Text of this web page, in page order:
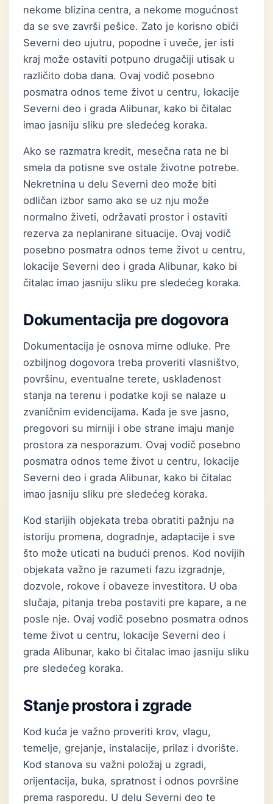
nekome blizina centra, a nekome mogućnost
da se sve završi pešice. Zato je korisno obići
Severni deo ujutru, popodne i uveče, jer isti
kraj može ostaviti potpuno drugačiji utisak u
različito doba dana. Ovaj vodič posebno
posmatra odnos teme život u centru, lokacije
Severni deo i grada Alibunar, kako bi čitalac
imao jasniju sliku pre sledećeg koraka.
Ako se razmatra kredit, mesečna rata ne bi
smela da potisne sve ostale životne potrebe.
Nekretnina u delu Severni deo može biti
odličan izbor samo ako se uz nju može
normalno živeti, održavati prostor i ostaviti
rezerva za neplanirane situacije. Ovaj vodič
posebno posmatra odnos teme život u centru,
lokacije Severni deo i grada Alibunar, kako bi
čitalac imao jasniju sliku pre sledećeg koraka.
Dokumentacija pre dogovora
Dokumentacija je osnova mirne odluke. Pre
ozbiljnog dogovora treba proveriti vlasništvo,
površinu, eventualne terete, usklađenost
stanja na terenu i podatke koji se nalaze u
zvaničnim evidencijama. Kada je sve jasno,
pregovori su mirniji i obe strane imaju manje
prostora za nesporazum. Ovaj vodič posebno
posmatra odnos teme život u centru, lokacije
Severni deo i grada Alibunar, kako bi čitalac
imao jasniju sliku pre sledećeg koraka.
Kod starijih objekata treba obratiti pažnju na
istoriju promena, dogradnje, adaptacije i sve
što može uticati na budući prenos. Kod novijih
objekata važno je razumeti fazu izgradnje,
dozvole, rokove i obaveze investitora. U oba
slučaja, pitanja treba postaviti pre kapare, a ne
posle nje. Ovaj vodič posebno posmatra odnos
teme život u centru, lokacije Severni deo i
grada Alibunar, kako bi čitalac imao jasniju sliku
pre sledećeg koraka.
Stanje prostora i zgrade
Kod kuća je važno proveriti krov, vlagu,
temelje, grejanje, instalacije, prilaz i dvorište.
Kod stanova su važni položaj u zgradi,
orijentacija, buka, spratnost i odnos površine
prema rasporedu. U delu Severni deo te